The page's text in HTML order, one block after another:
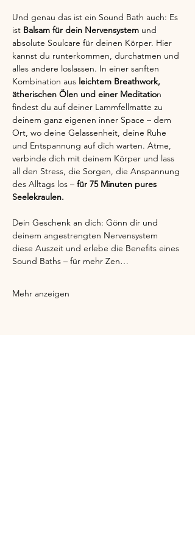
Und genau das ist ein Sound Bath auch: Es
ist Balsam für dein Nervensystem und
absolute Soulcare für deinen Körper. Hier
kannst du runterkommen, durchatmen und
alles andere loslassen. In einer sanften
Kombination aus leichtem Breathwork,
ätherischen Ölen und einer Meditation
findest du auf deiner Lammfellmatte zu
deinem ganz eigenen inner Space – dem
Ort, wo deine Gelassenheit, deine Ruhe
und Entspannung auf dich warten. Atme,
verbinde dich mit deinem Körper und lass
all den Stress, die Sorgen, die Anspannung
des Alltags los – für 75 Minuten pures
Seelekraulen.
Dein Geschenk an dich: Gönn dir und
deinem angestrengten Nervensystem
diese Auszeit und erlebe die Benefits eines
Sound Baths – für mehr Zen…
Mehr anzeigen